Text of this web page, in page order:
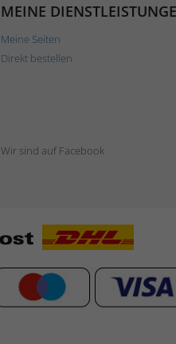
MEINE
Meine Seiten
Direkt bestellen
Wir sind auf Facebook